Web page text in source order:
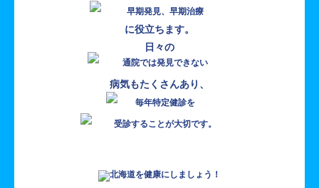
に役立ちます。
日々の
病気もたくさんあり、